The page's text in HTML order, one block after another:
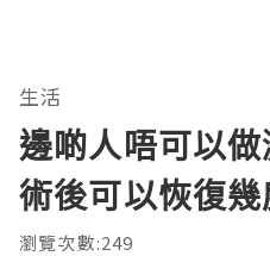
生活
邊啲人唔可以
術後可以恢復
瀏覽次數:249